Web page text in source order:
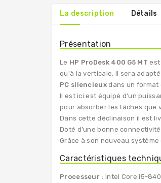
La description Détails
Présentation
Le HP ProDesk 400 G5 MT est
qu'à la verticale. Il sera
PC silencieuxdans un format
Il est ici est équipé d'un
pour absorber les tâches que
Dans cette déclinaison il est
Doté d’une bonne
Grâce à son nouveau
Caractéristiques
Processeur : Intel Core i5-